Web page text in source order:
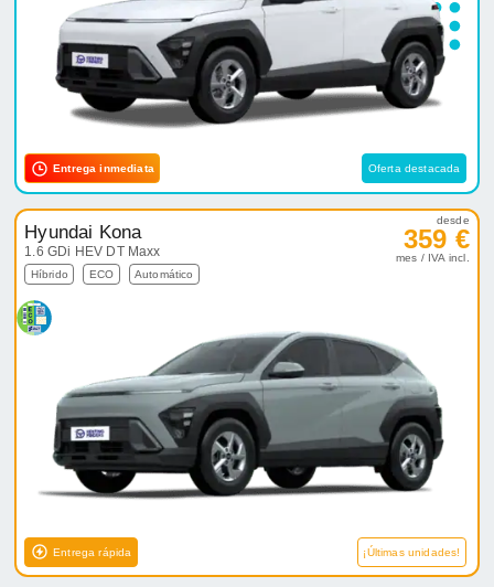
Entrega inmediata Oferta destacada
Hyundai Kona
1.6 GDi HEV DT Maxx
Híbrido ECO Automático
desde
359 €
mes / IVA incl.
Entrega rápida ¡Últimas unidades!